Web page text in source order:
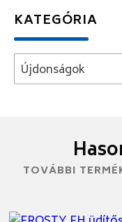
KATEGÓRIA
Újdonságok
TOVÁBBI